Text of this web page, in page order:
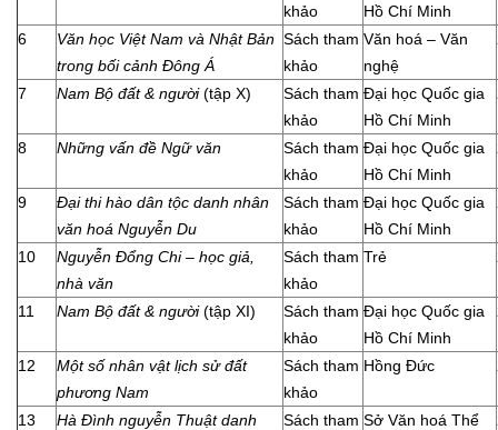
khảo
Hồ Chí Minh
6
Văn học Việt Nam và Nhật Bản
trong bối cảnh Đông Á
Sách tham
khảo
Văn hoá – Văn
nghệ
7 Nam Bộ đất & người(tập X)
Sách tham
khảo
Đại học Quốc gia
Hồ Chí Minh
8 Những vấn đề Ngữ văn
Sách tham
khảo
Đại học Quốc gia
Hồ Chí Minh
9
Đại thi hào dân tộc danh nhân
văn hoá Nguyễn Du
Sách tham
khảo
Đại học Quốc gia
Hồ Chí Minh
10
Nguyễn Đổng Chi – học giả,
nhà văn
Sách tham
khảo
Trẻ
11 Nam Bộ đất & người(tập XI)
Sách tham
khảo
Đại học Quốc gia
Hồ Chí Minh
12
Một số nhân vật lịch sử đất
phương Nam
Sách tham
khảo
Hồng Đức
13
Hà Đình nguyễn Thuật danh
Sách tham Sở Văn hoá Thể